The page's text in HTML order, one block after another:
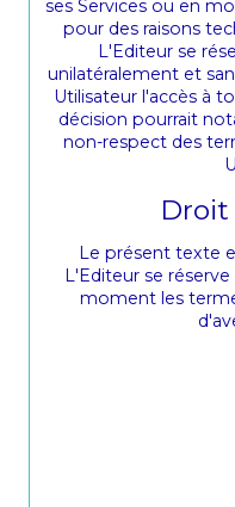
ses Services ou en
pour des raisons
L'Editeur se
unilatéralement et
Utilisateur l'accès à
décision pourrait
non-respect des
Droit
Le présent texte
L'Editeur se
moment les